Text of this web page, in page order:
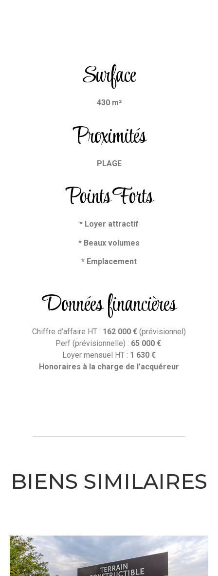
Surface
430 m²
Proximités
PLAGE
Points Forts
* Loyer attractif
* Beaux volumes
* Emplacement
Données financières
Chiffre d’affaire HT : 162 000 € (prévisionnel)
Perf (prévisionnelle) : 65 000 €
Loyer mensuel HT : 1 630 €
Honoraires à la charge de l’acquéreur
BIENS SIMILAIRES